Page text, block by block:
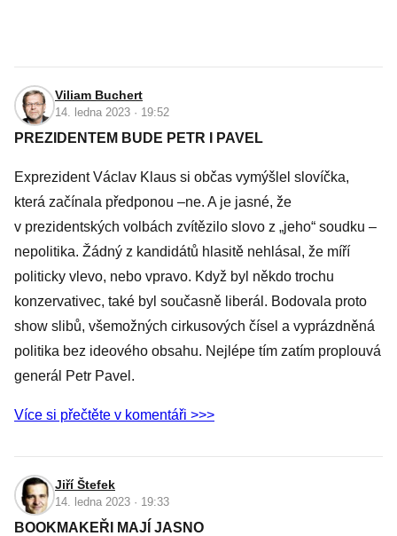
Viliam Buchert
14. ledna 2023 · 19:52
PREZIDENTEM BUDE PETR I PAVEL
Exprezident Václav Klaus si občas vymýšlel slovíčka,
která začínala předponou –ne. A je jasné, že
v prezidentských volbách zvítězilo slovo z „jeho“ soudku –
nepolitika. Žádný z kandidátů hlasitě nehlásal, že míří
politicky vlevo, nebo vpravo. Když byl někdo trochu
konzervativec, také byl současně liberál. Bodovala proto
show slibů, všemožných cirkusových čísel a vyprázdněná
politika bez ideového obsahu. Nejlépe tím zatím proplouvá
generál Petr Pavel.
Více si přečtěte v komentáři >>>
Jiří Štefek
14. ledna 2023 · 19:33
BOOKMAKEŘI MAJÍ JASNO